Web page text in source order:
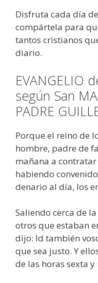
Disfruta cada día
compártela para
tantos cristianos
diario.
EVANGELIO
según San
PADRE
Porque el reino de
hombre, padre de
mañana a
habiendo
denario al día, los
Saliendo cerca de
otros que estaban
dijo: Id también
que sea justo. Y
de las horas sexta